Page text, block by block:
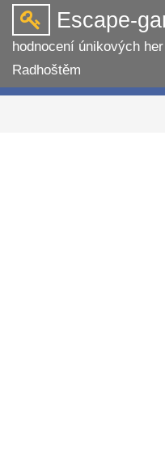
Escape-
hodnocení únikových
Radhoštěm